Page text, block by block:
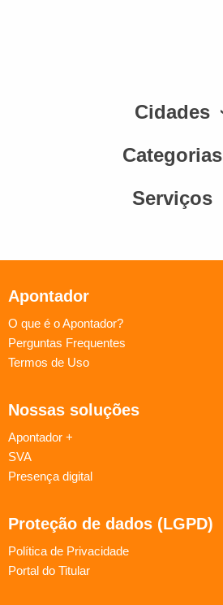
Cidades
Categorias
Serviços
Apontador
O que é o Apontador?
Perguntas Frequentes
Termos de Uso
Nossas soluções
Apontador +
SVA
Presença digital
Proteção de dados (LGPD)
Política de Privacidade
Portal do Titular